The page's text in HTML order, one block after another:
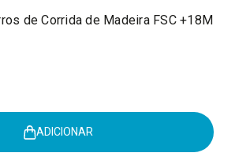
de Corrida de Madeira FSC +18M
ADICIONAR